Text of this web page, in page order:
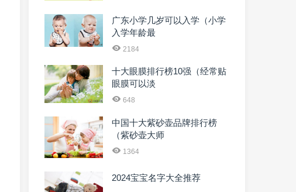
广东小学几岁可以入学（小学
入学年龄最
2184
十大眼膜排行榜10强（经常贴
眼膜可以淡
648
中国十大紫砂壶品牌排行榜
（紫砂壶大师
1364
2024宝宝名字大全推荐